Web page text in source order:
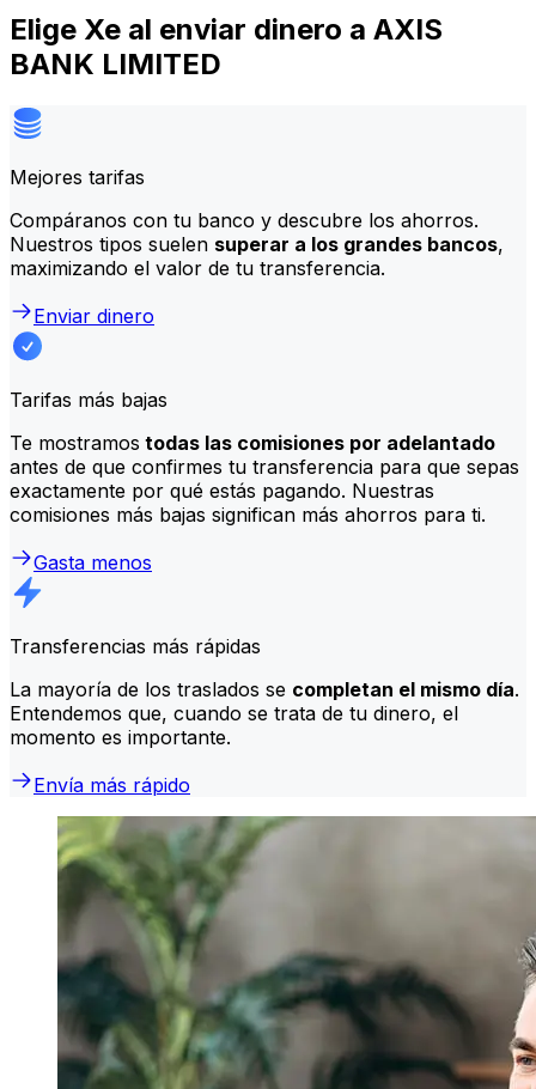
Elige Xe al enviar dinero a AXIS
BANK LIMITED
Mejores tarifas
Compáranos con tu banco y descubre los ahorros.
Nuestros tipos suelen superar a los grandes bancos,
maximizando el valor de tu transferencia.
Enviar dinero
Tarifas más bajas
Te mostramos todas las comisiones por adelantado
antes de que confirmes tu transferencia para que sepas
exactamente por qué estás pagando. Nuestras
comisiones más bajas significan más ahorros para ti.
Gasta menos
Transferencias más rápidas
La mayoría de los traslados se completan el mismo día.
Entendemos que, cuando se trata de tu dinero, el
momento es importante.
Envía más rápido